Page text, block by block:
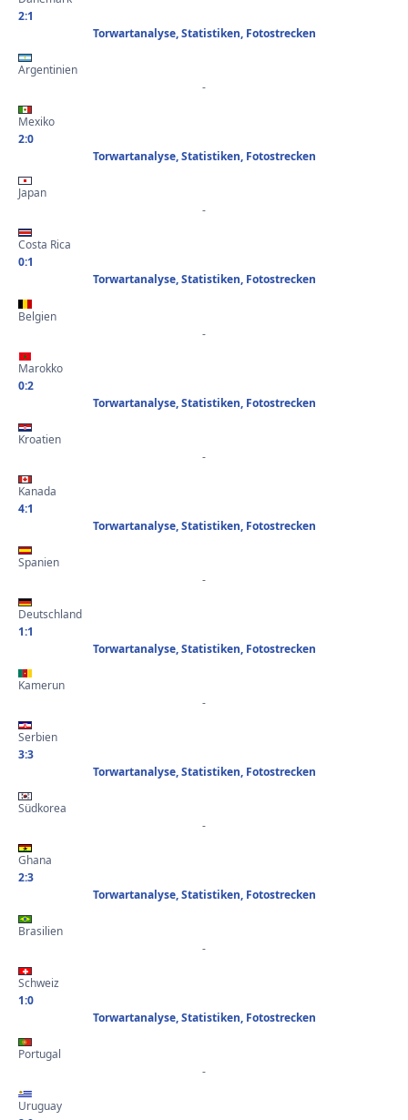
2:1
Torwartanalyse, Statistiken, Fotostrecken
Argentinien
-
Mexiko
2:0
Torwartanalyse, Statistiken, Fotostrecken
Japan
-
Costa Rica
0:1
Torwartanalyse, Statistiken, Fotostrecken
Belgien
-
Marokko
0:2
Torwartanalyse, Statistiken, Fotostrecken
Kroatien
-
Kanada
4:1
Torwartanalyse, Statistiken, Fotostrecken
Spanien
-
Deutschland
1:1
Torwartanalyse, Statistiken, Fotostrecken
Kamerun
-
Serbien
3:3
Torwartanalyse, Statistiken, Fotostrecken
Südkorea
-
Ghana
2:3
Torwartanalyse, Statistiken, Fotostrecken
Brasilien
-
Schweiz
1:0
Torwartanalyse, Statistiken, Fotostrecken
Portugal
-
Uruguay